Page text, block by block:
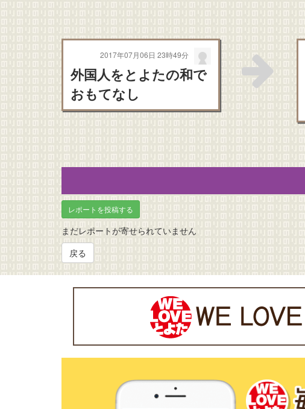
2017年07月06日 23時49分
外国人をとよたの和で
おもてなし
レポートを投稿する
まだレポートが寄せられていません
戻る